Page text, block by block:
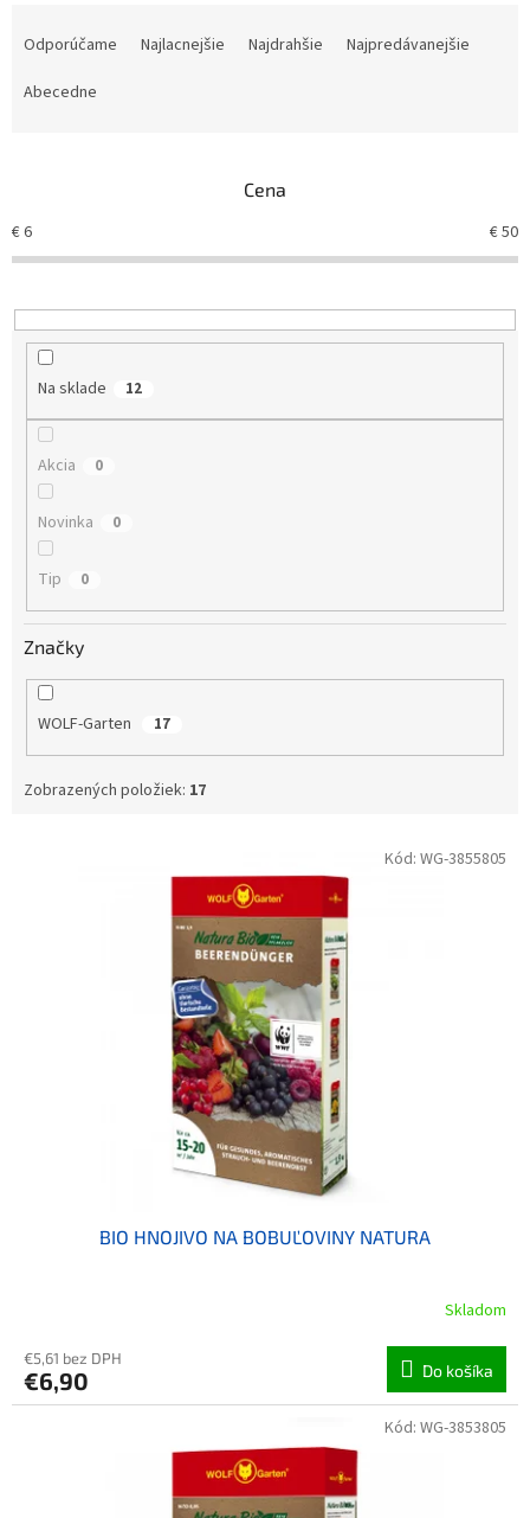
Odporúčame Najlacnejšie Najdrahšie
Najpredávanejšie
Abecedne
Cena
€6 €50
Na sklade 12
Akcia 0
Novinka 0
Tip 0
Značky
WOLF-Garten 17
Zobrazených položiek: 17
BIO HNOJIVO NA BOBUĽOVINY NATURA
Skladom
€5,61 bez DPH
€6,90 Do košíka
Kód: WG-3855805
Kód: WG-3853805